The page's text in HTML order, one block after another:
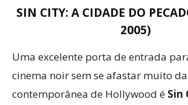
SIN CITY: A CIDADE DO
2005)
Uma excelente porta de entrada
cinema noir sem se afastar muito
contemporânea de Hollywood é Sin